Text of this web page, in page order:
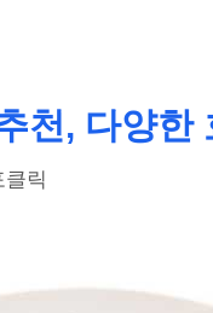
천, 다양한
클릭